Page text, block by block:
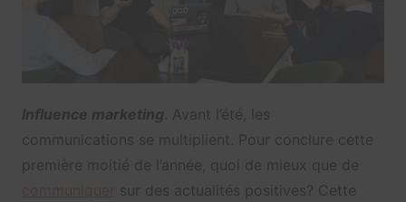
Influence marketing . Avant l’été, les
communications se multiplient. Pour conclure cette
première moitié de l’année, quoi de mieux que de
sur des actualités positives? Cette